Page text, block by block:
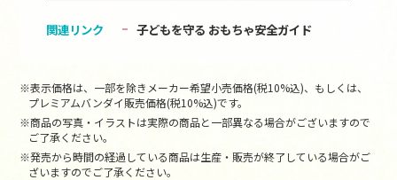
関連リンク 子どもを守る おもちゃ安全ガイド
※表示価格は、一部を除きメーカー希望小売価格(税10%込)、もしくは、
プレミアムバンダイ販売価格(税10%込)です。
※商品の写真・イラストは実際の商品と一部異なる場合がございますので
ご了承ください。
※発売から時間の経過している商品は生産・販売が終了している場合がご
ざいますのでご了承ください。